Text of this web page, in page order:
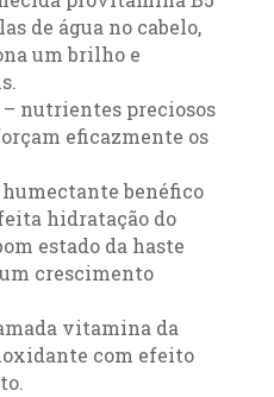
de água no cabelo,
um brilho e
– nutrientes preciosos
eficazmente os
benéfico
hidratação do
estado da haste
crescimento
vitamina da
com efeito